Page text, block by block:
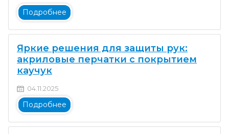
Подробнее
Яркие решения для защиты рук:
акриловые перчатки с покрытием
каучук
04.11.2025
Подробнее